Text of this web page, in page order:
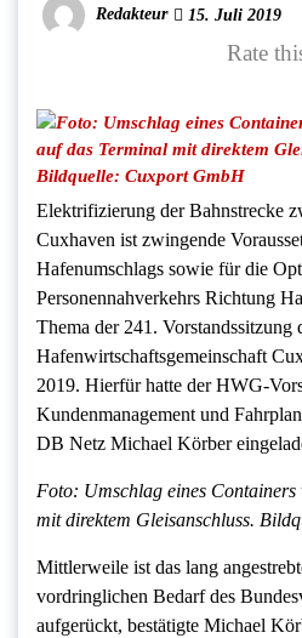
Redakteur 15. Juli 2019
Rate
Elektrifizierung der Bahnstrecke
Cuxhaven ist zwingende
Hafenumschlags sowie für die
Personennahverkehrs Richtung
Thema der 241. Vorstandssitzung
Hafenwirtschaftsgemeinschaft
2019. Hierfür hatte der HWG-
Kundenmanagement und
DB Netz Michael Körber
Foto: Umschlag eines
mit direktem Gleisanschluss.
Mittlerweile ist das lang
vordringlichen Bedarf des
aufgerückt, bestätigte Michael